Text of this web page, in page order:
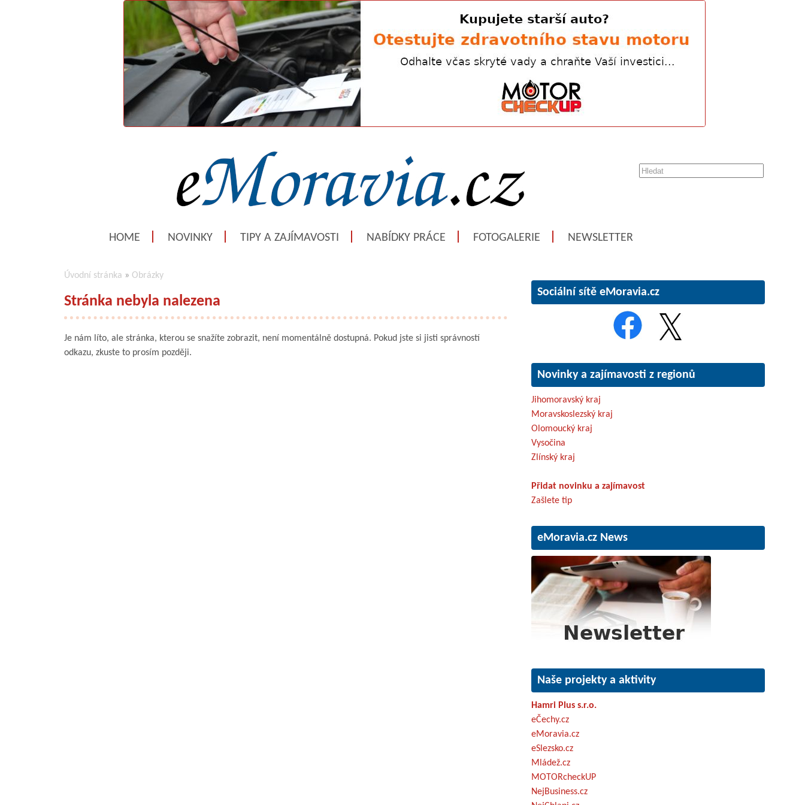
HOME NOVINKY TIPY A ZAJÍMAVOSTI NABÍDKY PRÁCE FOTOGALERIE NEWSLETTER
Úvodní stránka » Obrázky
Stránka nebyla nalezena
Je nám líto, ale stránka, kterou se snažíte zobrazit, není momentálně dostupná. Pokud jste si jisti správností
odkazu, zkuste to prosím později.
Sociální sítě eMoravia.cz
Novinky a zajímavosti z regionů
Jihomoravský kraj
Moravskoslezský kraj
Olomoucký kraj
Vysočina
Zlínský kraj
Přidat novinku a zajímavost
Zašlete tip
eMoravia.cz News
Naše projekty a aktivity
Hamri Plus s.r.o.
eČechy.cz
eMoravia.cz
eSlezsko.cz
Mládež.cz
MOTORcheckUP
NejBusiness.cz